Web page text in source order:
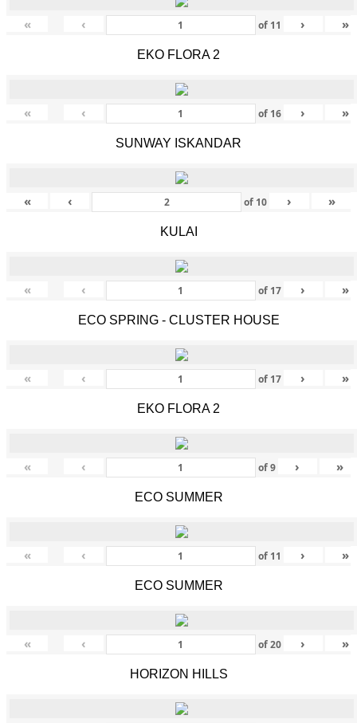
« ‹ of 11 › »
EKO FLORA 2
« ‹ of 16 › »
SUNWAY ISKANDAR
« ‹ of 10 › »
KULAI
« ‹ of 17 › »
ECO SPRING - CLUSTER HOUSE
« ‹ of 17 › »
EKO FLORA 2
« ‹ of9 › »
ECO SUMMER
« ‹ of 11 › »
ECO SUMMER
« ‹ of20 › »
HORIZON HILLS